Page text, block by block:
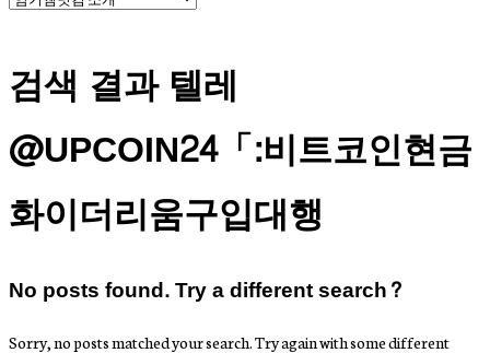
검색 결과 텔레
@UPCOIN24「:비트코인현금
화이더리움구입대행
No posts found. Try a different search?
Sorry, no posts matched your search. Try again with some different